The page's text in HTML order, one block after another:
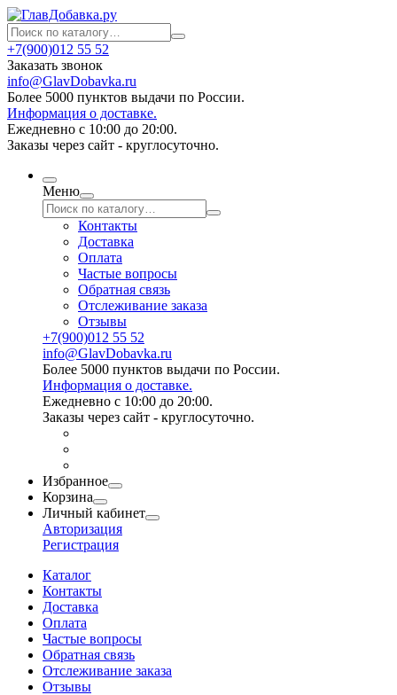
+7(900)012 55 52
Заказать звонок
info@GlavDobavka.ru
Более 5000 пунктов выдачи по России.
Информация о доставке.
Ежедневно с 10:00 до 20:00.
Заказы через сайт - круглосуточно.
Меню
Контакты
Доставка
Оплата
Частые вопросы
Обратная связь
Отслеживание заказа
Отзывы
+7(900)012 55 52
info@GlavDobavka.ru
Более 5000 пунктов выдачи по России.
Информация о доставке.
Ежедневно с 10:00 до 20:00.
Заказы через сайт - круглосуточно.
Избранное
Корзина
Личный кабинет
Авторизация
Регистрация
Каталог
Контакты
Доставка
Оплата
Частые вопросы
Обратная связь
Отслеживание заказа
Отзывы